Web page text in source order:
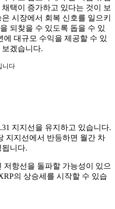
택이 증가하고 있다는 것이 보
시장에서 회복 신호를 일으키
되찾을 수 있도록 돕을 수 있
에 대규모 수익을 제공할 수 있
겠습니다.
니다
지지선을 유지하고 있습니다.
지지선에서 반등하면 월간 차
됩니다.
저항선을 돌파할 가능성이 있으
의 상승세를 시작할 수 있습